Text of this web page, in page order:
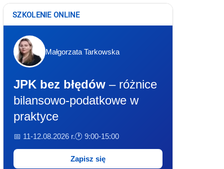
SZKOLENIE ONLINE
Małgorzata Tarkowska
JPK bez błędów – różnice
bilansowo-podatkowe w
praktyce
📅 11-12.08.2026 r.🕐 9:00-15:00
Zapisz się